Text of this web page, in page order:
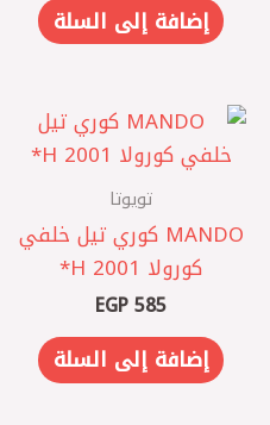
إضافة إلى السلة
تويوتا
‏MANDO كوري تيل خلفي
كورولا 2001 ‏H*
EGP585
إضافة إلى السلة